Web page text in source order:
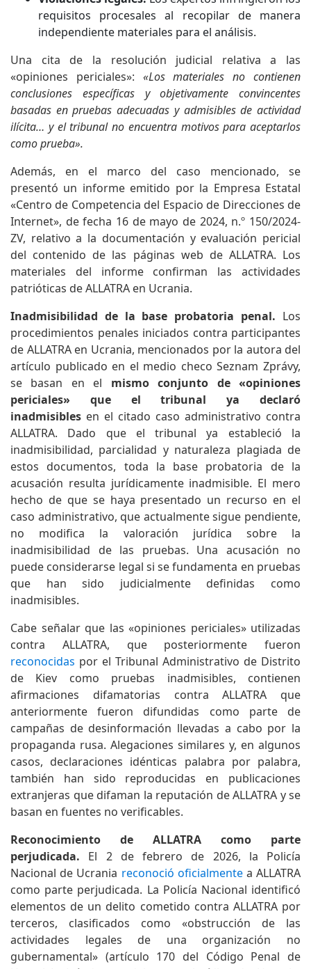
requisitos procesales al recopilar de manera
independiente materiales para el análisis.
Una cita de la resolución judicial relativa a las
«opiniones periciales»: «Los materiales no contienen
conclusiones específicas y objetivamente convincentes
basadas en pruebas adecuadas y admisibles de actividad
ilícita… y el tribunal no encuentra motivos para aceptarlos
como prueba».
Además, en el marco del caso mencionado, se
presentó un informe emitido por la Empresa Estatal
«Centro de Competencia del Espacio de Direcciones de
Internet», de fecha 16 de mayo de 2024, n.º 150/2024-
ZV, relativo a la documentación y evaluación pericial
del contenido de las páginas web de ALLATRA. Los
materiales del informe confirman las actividades
patrióticas de ALLATRA en Ucrania.
Inadmisibilidad de la base probatoria penal. Los
procedimientos penales iniciados contra participantes
de ALLATRA en Ucrania, mencionados por la autora del
artículo publicado en el medio checo Seznam Zprávy,
se basan en el mismo conjunto de «opiniones
periciales» que el tribunal ya declaró
inadmisibles en el citado caso administrativo contra
ALLATRA. Dado que el tribunal ya estableció la
inadmisibilidad, parcialidad y naturaleza plagiada de
estos documentos, toda la base probatoria de la
acusación resulta jurídicamente inadmisible. El mero
hecho de que se haya presentado un recurso en el
caso administrativo, que actualmente sigue pendiente,
no modifica la valoración jurídica sobre la
inadmisibilidad de las pruebas. Una acusación no
puede considerarse legal si se fundamenta en pruebas
que han sido judicialmente definidas como
inadmisibles.
Cabe señalar que las «opiniones periciales» utilizadas
contra ALLATRA, que posteriormente fueron
reconocidas por el Tribunal Administrativo de Distrito
de Kiev como pruebas inadmisibles, contienen
afirmaciones difamatorias contra ALLATRA que
anteriormente fueron difundidas como parte de
campañas de desinformación llevadas a cabo por la
propaganda rusa. Alegaciones similares y, en algunos
casos, declaraciones idénticas palabra por palabra,
también han sido reproducidas en publicaciones
extranjeras que difaman la reputación de ALLATRA y se
basan en fuentes no verificables.
Reconocimiento de ALLATRA como parte
perjudicada. El 2 de febrero de 2026, la Policía
Nacional de Ucrania reconoció oficialmentea ALLATRA
como parte perjudicada. La Policía Nacional identificó
elementos de un delito cometido contra ALLATRA por
terceros, clasificados como «obstrucción de las
actividades legales de una organización no
gubernamental» (artículo 170 del Código Penal de